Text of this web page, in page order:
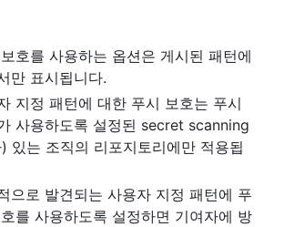
호를 사용하는 옵션은 게시된 패턴에
만 표시됩니다.
지정 패턴에 대한 푸시 보호는 푸시
사용하도록 설정된 secret scanning
있는 조직의 리포지토리에만 적용됩
으로 발견되는 사용자 지정 패턴에 푸
를 사용하도록 설정하면 기여자에 방